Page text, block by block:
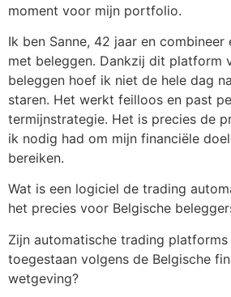
moment voor mijn portfolio.
Ik ben Sanne, 42 jaar en combineer
met beleggen. Dankzij dit platform
beleggen hoef ik niet de hele dag
staren. Het werkt feilloos en past
termijnstrategie. Het is precies de
ik nodig had om mijn financiële
bereiken.
Wat is een logiciel de trading
het precies voor Belgische
Zijn automatische trading
toegestaan volgens de Belgische
wetgeving?